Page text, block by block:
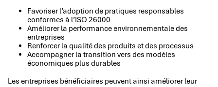
Favoriser l’adoption de pratiques responsables
conformes à l’ISO 26000
Améliorer la performance environnementale des
entreprises
Renforcer la qualité des produits et des processus
Accompagner la transition vers des modèles
économiques plus durables
Les entreprises bénéficiaires peuvent ainsi améliorer leur